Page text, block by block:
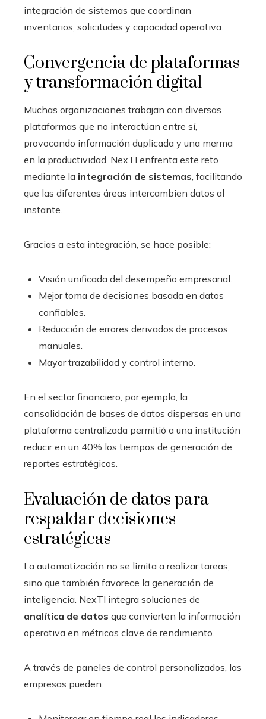
integración de sistemas que coordinan
inventarios, solicitudes y capacidad operativa.
Convergencia de plataformas
y transformación digital
Muchas organizaciones trabajan con diversas
plataformas que no interactúan entre sí,
provocando información duplicada y una merma
en la productividad. NexTI enfrenta este reto
mediante la integración de sistemas, facilitando
que las diferentes áreas intercambien datos al
instante.
Gracias a esta integración, se hace posible:
Visión unificada del desempeño empresarial.
Mejor toma de decisiones basada en datos
confiables.
Reducción de errores derivados de procesos
manuales.
Mayor trazabilidad y control interno.
En el sector financiero, por ejemplo, la
consolidación de bases de datos dispersas en una
plataforma centralizada permitió a una institución
reducir en un 40% los tiempos de generación de
reportes estratégicos.
Evaluación de datos para
respaldar decisiones
estratégicas
La automatización no se limita a realizar tareas,
sino que también favorece la generación de
inteligencia. NexTI integra soluciones de
analítica de datos que convierten la información
operativa en métricas clave de rendimiento.
A través de paneles de control personalizados, las
empresas pueden: